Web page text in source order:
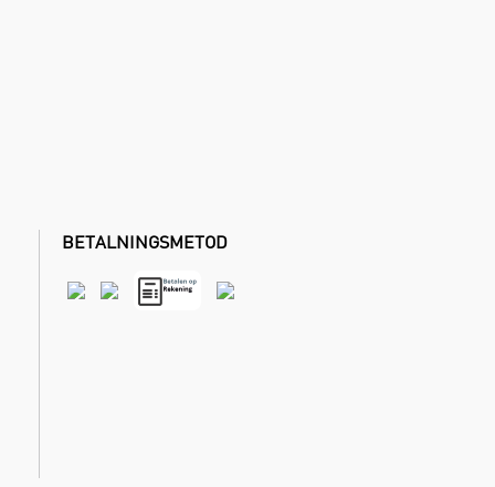
BETALNINGSMETOD